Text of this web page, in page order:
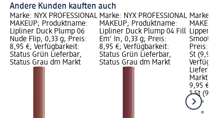
Andere Kunden kauften auch
Marke: NYX PROFESSIONAL
MAKEUP; Produktname:
Lipliner Duck Plump 06
Nude Flip, 0,33 g; Preis:
8,95 €; Verfügbarkeit:
Status Grün Lieferbar,
Status Grau dm Markt
Marke: NYX PROFESSIONAL
MAKEUP; Produktname:
Lipliner Duck Plump 04 Fill
Em' In, 0,33 g; Preis:
8,95 €; Verfügbarkeit:
Status Grün Lieferbar,
Status Grau dm Markt
Marke:
Smooth
Preis:
St (9,95
Markt
9,95 €
1 St